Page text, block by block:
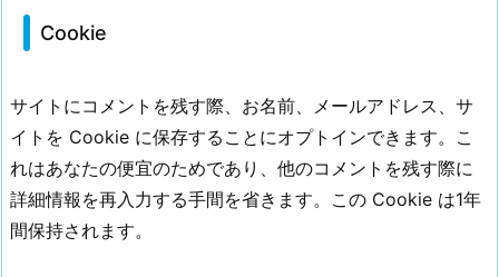
Cookie
サイトにコメントを残す際、お名前、メールアドレス、サ
イトを Cookie に保存することにオプトインできます。こ
れはあなたの便宜のためであり、他のコメントを残す際に
詳細情報を再入力する手間を省きます。この Cookie は1年
間保持されます。